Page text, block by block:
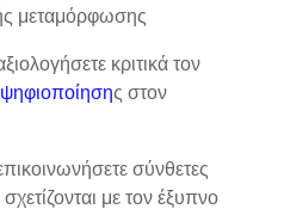
μεταμόρφωσης
κριτικά τον
ψηφιοποίησης στον
σύνθετες
με τον έξυπνο